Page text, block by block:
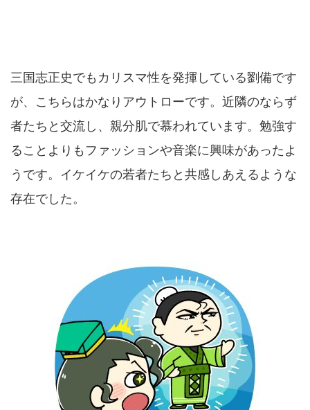
三国志正史でもカリスマ性を発揮している劉備です
が、こちらはかなりアウトローです。近隣のならず
者たちと交流し、親分肌で慕われています。勉強す
ることよりもファッションや音楽に興味があったよ
うです。イケイケの若者たちと共感しあえるような
存在でした。